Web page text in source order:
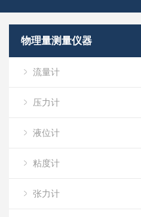
物理量测量仪器
流量计
压力计
液位计
粘度计
张力计